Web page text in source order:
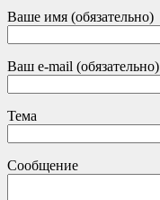
Ваше имя (обязательно)
Ваш e-mail (обязательно)
Тема
Сообщение